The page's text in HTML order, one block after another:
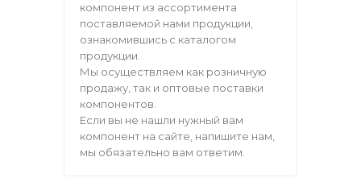
компонент из ассортимента
поставляемой нами продукции,
ознакомившись с каталогом
продукции.
Мы осуществляем как розничную
продажу, так и оптовые поставки
компонентов.
Если вы не нашли нужный вам
компонент на сайте, напишите нам,
мы обязательно вам ответим.